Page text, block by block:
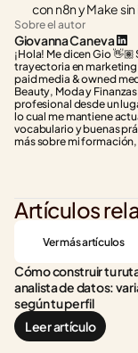
con n8n y Make
Sobre el autor
Giovanna Caneva
¡Hola! Me dicen Gio
trayectoria en
paid media & owned
Beauty, Moda y
profesional desde un
lo cual me mantiene
vocabulario y buenas
más sobre mi formación,
Artículos
Ver más artículos
Cómo construir tu
analista de datos:
según tu perfil
Leer artículo